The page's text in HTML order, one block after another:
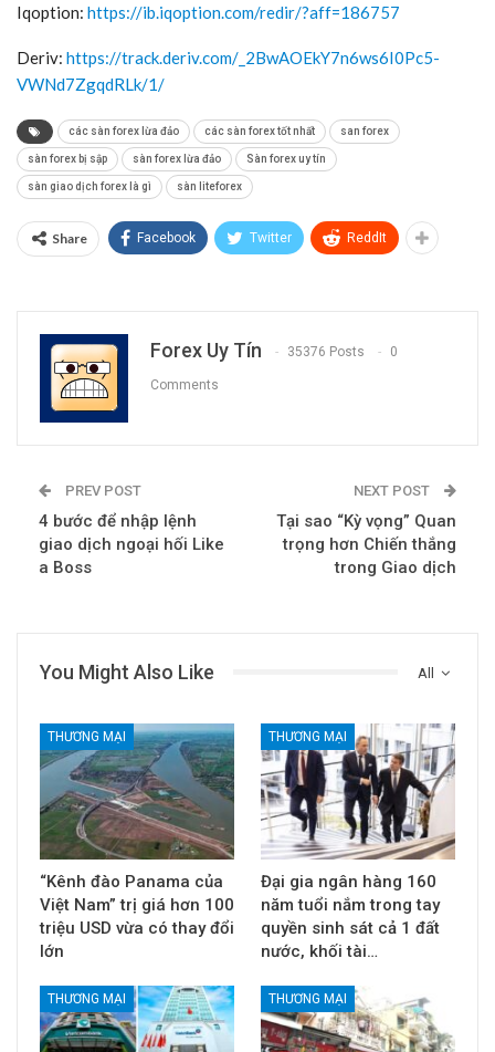
Iqoption: https://ib.iqoption.com/redir/?aff=186757
Deriv: https://track.deriv.com/_2BwAOEkY7n6ws6I0Pc5-
VWNd7ZgqdRLk/1/
các sàn forex lừa đảo các sàn forex tốt nhất san forex
sàn forex bị sập sàn forex lừa đảo Sàn forex uy tín
sàn giao dịch forex là gì sàn liteforex
Share Facebook Twitter ReddIt
Forex Uy Tín 35376 Posts 0
Comments
PREV POST
4 bước để nhập lệnh
giao dịch ngoại hối Like
a Boss
NEXT POST
Tại sao “Kỳ vọng” Quan
trọng hơn Chiến thắng
trong Giao dịch
All
You Might Also Like
THƯƠNG MẠI
“Kênh đào Panama của
Việt Nam” trị giá hơn 100
triệu USD vừa có thay đổi
lớn
THƯƠNG MẠI
Đại gia ngân hàng 160
năm tuổi nắm trong tay
quyền sinh sát cả 1 đất
nước, khối tài…
THƯƠNG MẠI THƯƠNG MẠI